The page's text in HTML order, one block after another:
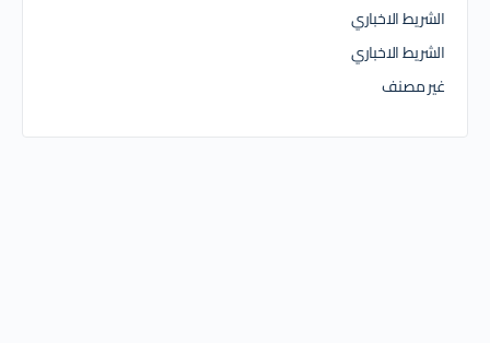
الشريط الاخباري
الشريط الاخباري
غير مصنف